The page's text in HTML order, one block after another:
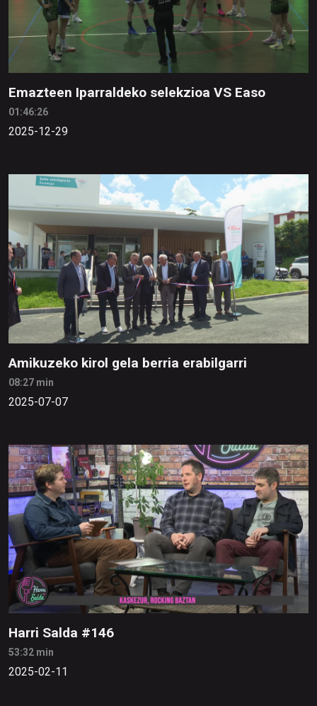
Emazteen Iparraldeko selekzioa VS Easo
01:46:26
2025-12-29
Amikuzeko kirol gela berria erabilgarri
08:27 min
2025-07-07
Harri Salda #146
53:32 min
2025-02-11